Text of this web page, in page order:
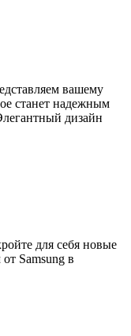
вашему
станет надежным
дизайн
для себя новые
Samsung в